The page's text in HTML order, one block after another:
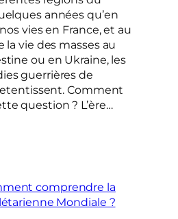
années qu’en
vies en France, et au
la vie des masses au
ou en Ukraine, les
guerrières de
Comment
question ? L’ère…